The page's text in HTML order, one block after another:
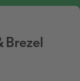
Brezel